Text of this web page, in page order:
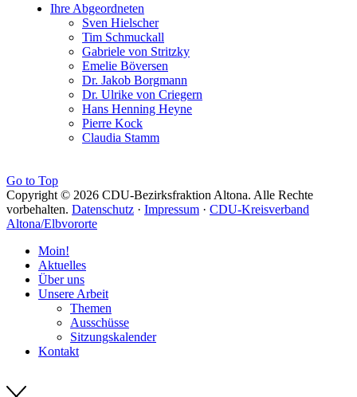
Ihre Abgeordneten
Sven Hielscher
Tim Schmuckall
Gabriele von Stritzky
Emelie Böversen
Dr. Jakob Borgmann
Dr. Ulrike von Criegern
Hans Henning Heyne
Pierre Kock
Claudia Stamm
Go to Top
Copyright © 2026 CDU-Bezirksfraktion Altona. Alle Rechte
vorbehalten. Datenschutz · Impressum · CDU-Kreisverband
Altona/Elbvororte
Moin!
Aktuelles
Über uns
Unsere Arbeit
Themen
Ausschüsse
Sitzungskalender
Kontakt